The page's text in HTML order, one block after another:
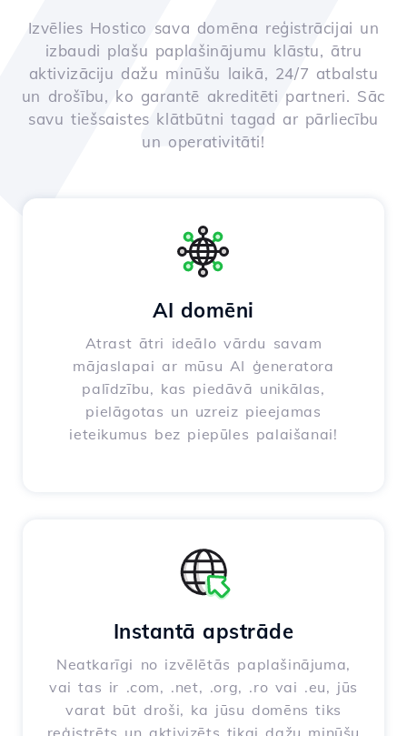
Izvēlies Hostico sava domēna reģistrācijai un
izbaudi plašu paplašinājumu klāstu, ātru
aktivizāciju dažu minūšu laikā, 24/7 atbalstu
un drošību, ko garantē akreditēti partneri. Sāc
savu tiešsaistes klātbūtni tagad ar pārliecību
un operativitāti!
AI domēni
Atrast ātri ideālo vārdu savam
mājaslapai ar mūsu AI ģeneratora
palīdzību, kas piedāvā unikālas,
pielāgotas un uzreiz pieejamas
ieteikumus bez piepūles palaišanai!
Instantā apstrāde
Neatkarīgi no izvēlētās paplašinājuma,
vai tas ir .com, .net, .org, .ro vai .eu, jūs
varat būt droši, ka jūsu domēns tiks